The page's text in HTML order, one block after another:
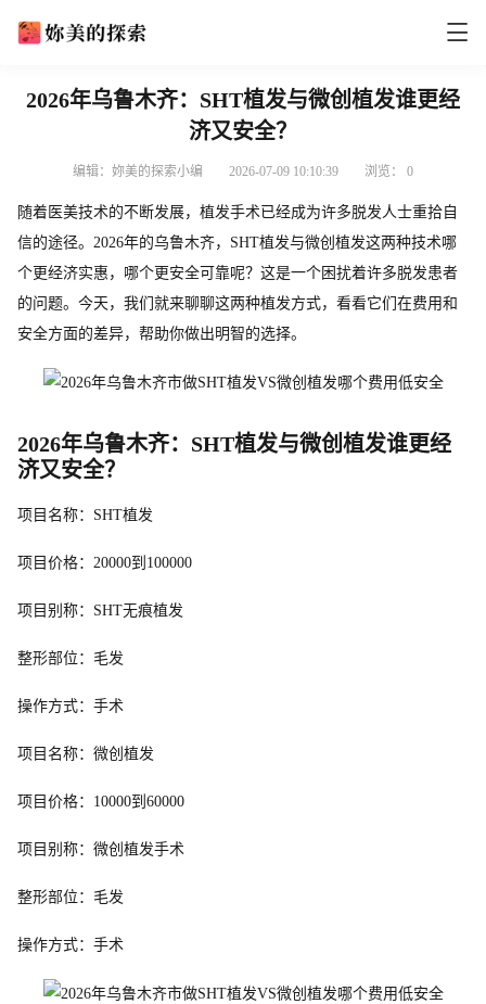
2026年乌鲁木齐：SHT植发与微创植发谁更经
济又安全？
编辑：妳美的探索小编 2026-07-09 10:10:39 浏览： 0
随着医美技术的不断发展，植发手术已经成为许多脱发人士重拾自
信的途径。2026年的乌鲁木齐，SHT植发与微创植发这两种技术哪
个更经济实惠，哪个更安全可靠呢？这是一个困扰着许多脱发患者
的问题。今天，我们就来聊聊这两种植发方式，看看它们在费用和
安全方面的差异，帮助你做出明智的选择。
2026年乌鲁木齐：SHT植发与微创植发谁更经
济又安全？
项目名称：SHT植发
项目价格：20000到100000
项目别称：SHT无痕植发
整形部位：毛发
操作方式：手术
项目名称：微创植发
项目价格：10000到60000
项目别称：微创植发手术
整形部位：毛发
操作方式：手术